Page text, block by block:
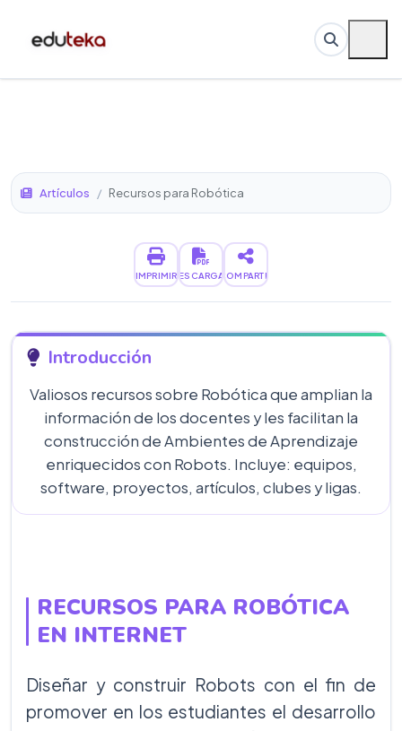
Artículos / Recursos para Robótica
IMPRIMIRDESCARGARCOMPARTIR
Introducción
Valiosos recursos sobre Robótica que amplian la
información de los docentes y les facilitan la
construcción de Ambientes de Aprendizaje
enriquecidos con Robots. Incluye: equipos,
software, proyectos, artículos, clubes y ligas.
RECURSOS PARA ROBÓTICA
EN INTERNET
Diseñar y construir Robots con el fin de
promover en los estudiantes el desarrollo